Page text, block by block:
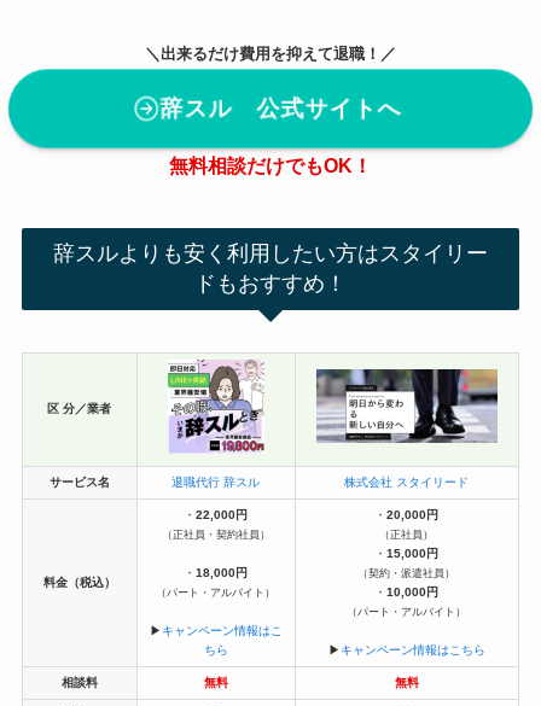
＼出来るだけ費用を抑えて退職！／
辞スル 公式サイトへ
無料相談だけでもOK！
辞スルよりも安く利用したい方はスタイリー
ドもおすすめ！
区 分／業者
サービス名 退職代行 辞スル 株式会社 スタイリード
料金（税込）
・22,000円
（正社員・契約社員）
・18,000円
（パート・アルバイト）
▶︎ キャンペーン情報はこ
ちら
・20,000円
（正社員）
・15,000円
（契約・派遣社員）
・10,000円
（パート・アルバイト）
▶︎ キャンペーン情報はこちら
相談料 無料 無料